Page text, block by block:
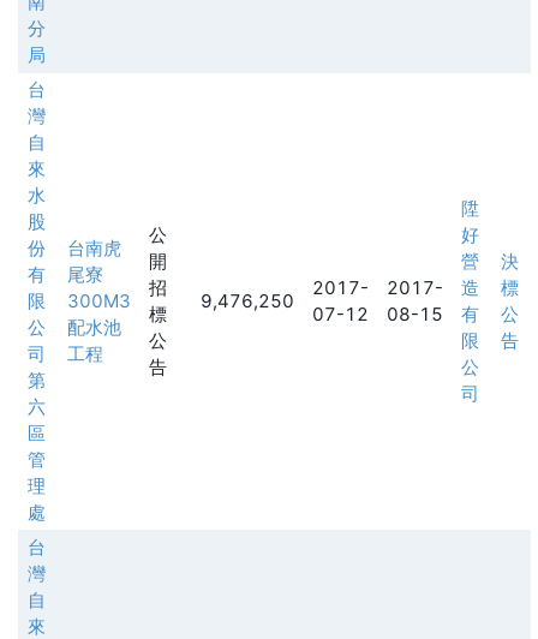
分
局
台
灣
自
來
水
股
份
有
限
公
司
第
六
區
管
理
處
台南虎
尾寮
300M3
配水池
工程
公
開
招
標
公
告
9,476,250
2017-
07-12
2017-
08-15
陞
好
營
造
有
限
公
司
決
標
公
告
台
灣
自
來